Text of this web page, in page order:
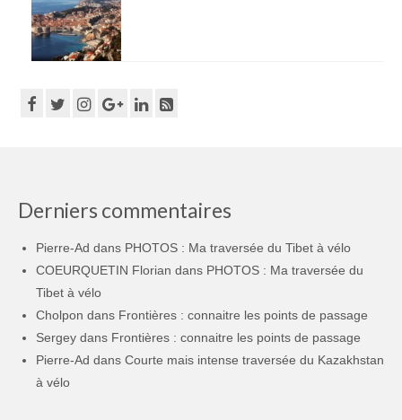
Derniers commentaires
Pierre-Ad dans PHOTOS : Ma traversée du Tibet à vélo
COEURQUETIN Florian dans PHOTOS : Ma traversée du
Tibet à vélo
Cholpon dans Frontières : connaitre les points de passage
Sergey dans Frontières : connaitre les points de passage
Pierre-Ad dans Courte mais intense traversée du Kazakhstan
à vélo